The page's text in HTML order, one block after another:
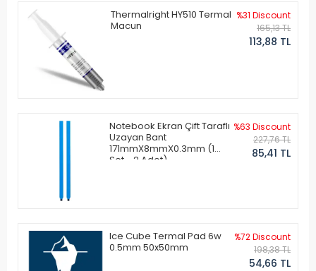
Thermalright HY510 Termal
Macun
%31 Discount
165,13 TL
113,88 TL
Notebook Ekran Çift Taraflı
Uzayan Bant
171mmX8mmX0.3mm (1
Set - 2 Adet)
%63 Discount
227,76 TL
85,41 TL
Ice Cube Termal Pad 6w
0.5mm 50x50mm
%72 Discount
198,38 TL
54,66 TL